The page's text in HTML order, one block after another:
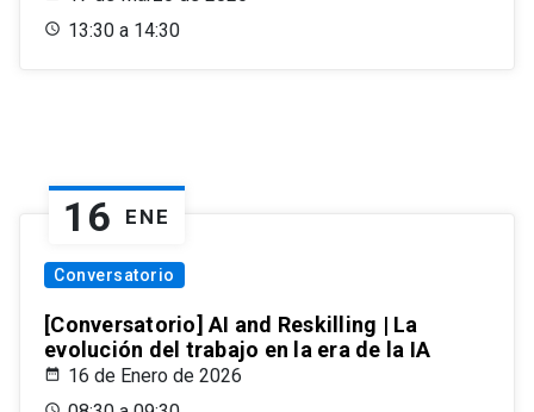
13:30 a 14:30
16 ENE
Conversatorio
[Conversatorio] AI and Reskilling | La
evolución del trabajo en la era de la IA
16 de Enero de 2026